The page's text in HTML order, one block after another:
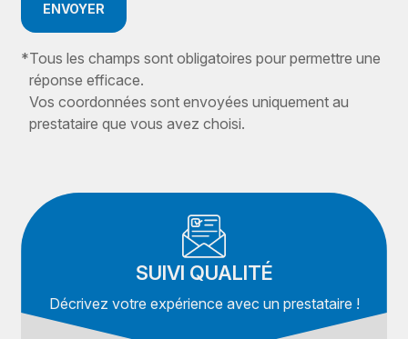
ENVOYER
*Tous les champs sont obligatoires pour permettre une
réponse efficace.
Vos coordonnées sont envoyées uniquement au
prestataire que vous avez choisi.
SUIVI QUALITÉ
Décrivez votre expérience avec un prestataire !